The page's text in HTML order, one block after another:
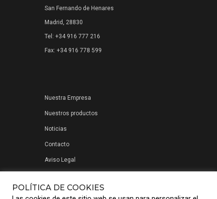
San Fernando de Henares
Madrid, 28830
Tel: +34 916 777 216
Fax: +34 916 778 599
Nuestra Empresa
Nuestros productos
Noticias
Contacto
Aviso Legal
POLÍTICA DE COOKIES